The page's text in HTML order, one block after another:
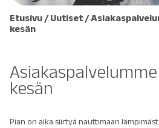
Etusivu /Uutiset /
kesän
kesän
Pian on aika siirtyä nauttimaan